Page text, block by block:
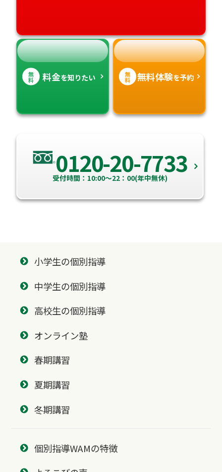
無
料 料金を知りたい 無
料 無料体験を予約
0120-20-7733
受付時間：10:00～22：00(年中無休)
小学生の個別指導
中学生の個別指導
高校生の個別指導
オンライン塾
春期講習
夏期講習
冬期講習
個別指導WAMの特徴